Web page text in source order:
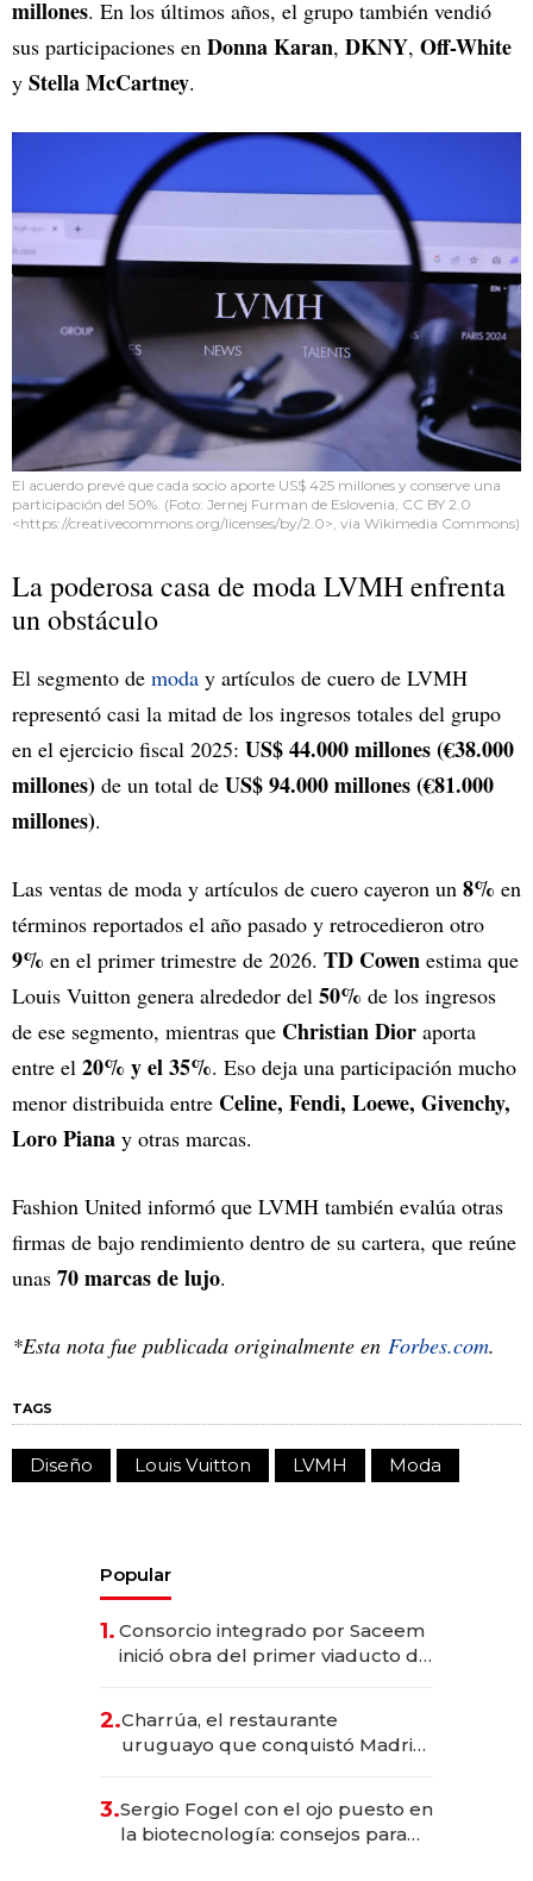
millones. En los últimos años, el grupo también vendió
sus participaciones en Donna Karan, DKNY, Off-White
y Stella McCartney.
El acuerdo prevé que cada socio aporte US$ 425 millones y conserve una
participación del 50%. (Foto: Jernej Furman de Eslovenia, CC BY 2.0
<https://creativecommons.org/licenses/by/2.0>, via Wikimedia Commons)
La poderosa casa de moda LVMH enfrenta
un obstáculo
El segmento de moda y artículos de cuero de LVMH
representó casi la mitad de los ingresos totales del grupo
en el ejercicio fiscal 2025: US$ 44.000 millones (€38.000
millones) de un total de US$ 94.000 millones (€81.000
millones).
Las ventas de moda y artículos de cuero cayeron un 8% en
términos reportados el año pasado y retrocedieron otro
9% en el primer trimestre de 2026. TD Cowen estima que
Louis Vuitton genera alrededor del 50% de los ingresos
de ese segmento, mientras que Christian Dior aporta
entre el 20% y el 35%. Eso deja una participación mucho
menor distribuida entre Celine, Fendi, Loewe, Givenchy,
Loro Piana y otras marcas.
Fashion United informó que LVMH también evalúa otras
firmas de bajo rendimiento dentro de su cartera, que reúne
unas 70 marcas de lujo.
*Esta nota fue publicada originalmente en Forbes.com.
TAGS
Diseño Louis Vuitton LVMH Moda
Popular
1. Consorcio integrado por Saceem
inició obra del primer viaducto de
millones
2.Charrúa, el restaurante
uruguayo que conquistó Madrid:
anticipación y prepara apertura
3.Sergio Fogel con el ojo puesto en
la biotecnología: consejos para